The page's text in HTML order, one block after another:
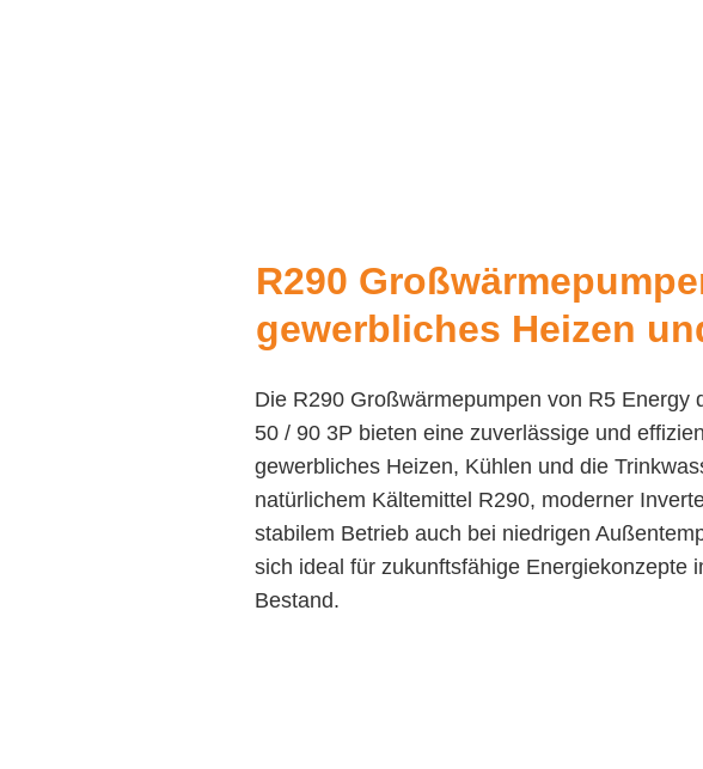
R290
gewerbliches Heizen
Die R290 Großwärmepumpen von R5 Energy
50 / 90 3P bieten eine zuverlässige und
gewerbliches Heizen, Kühlen und die
natürlichem Kältemittel R290, moderner
stabilem Betrieb auch bei niedrigen
sich ideal für zukunftsfähige Energiekonzepte
Bestand.